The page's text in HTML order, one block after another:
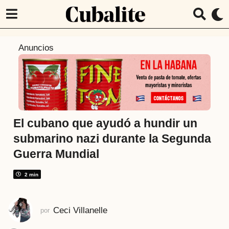
t
á
s
7
o
Anuncios
El cubano que ayudó a hundir un
submarino nazi durante la Segunda
Guerra Mundial
2 min
por Ceci Villanelle